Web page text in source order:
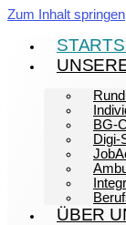
Zum Inhalt springen
BG-
Digi-
ÜBER